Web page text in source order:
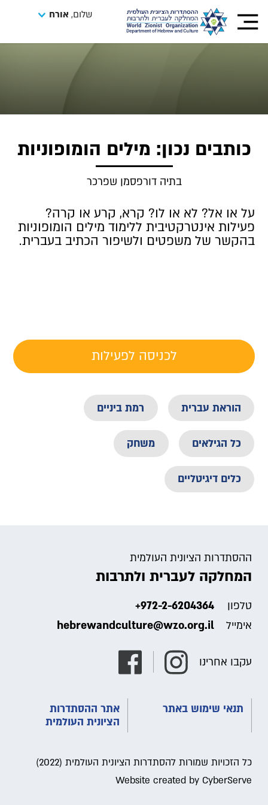
שלום, אורח
כותבים נכון: מילים הומופוניות
בתיה דורפסמן שפרכר
על או אל? לא או לו? קרא, קרע או קרה?
פעילות אינטרקטיבית ללימוד מילים הומופוניות
בהקשר של משפטים ולשיפור הכתיב בעברית.
לכניסה לפעילות
הוראת עברית רמת ביניים
כל הגילאים משחק
כלים דיגיטליים
ההסתדרות הציונית העולמית
המחלקה לעברית ולתרבות
טלפון +972-2-6204364
אימייל hebrewandculture@wzo.org.il
עקבו אחרינו
תנאי שימוש באתר
אתר ההסתדרות
הציונית העולמית
כל הזכויות שמורות להסתדרות הציונית העולמית (2022)
Website created by CyberServe